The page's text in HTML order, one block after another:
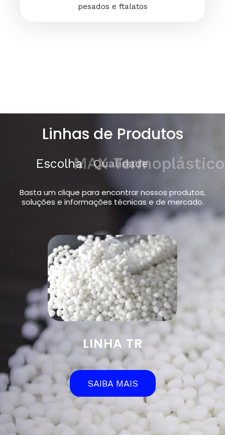
pesados e ftalatos
Linhas de Produtos
Escolha MAX Termoplásticos
Basta um clique para encontrar nossos produtos,
soluções e informações técnicas e de mercado.
LINHA TR
SAIBA MAIS